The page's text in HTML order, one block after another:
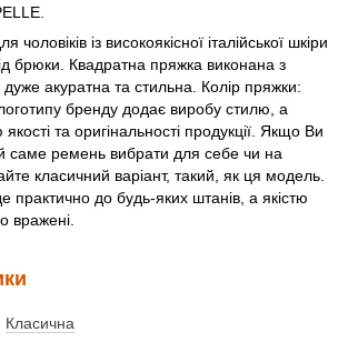
із високоякісної італійської шкіри
брюки. Квадратна пряжка виконана з
дуже акуратна та стильна. Колір пряжки:
бренду додає виробу стилю, а
та оригінальності продукції. Якщо Ви
саме ремень вибрати для себе чи на
класичний варіант, такий, як ця модель.
практично до будь-яких штанів, а якістю
вражені.
Класична